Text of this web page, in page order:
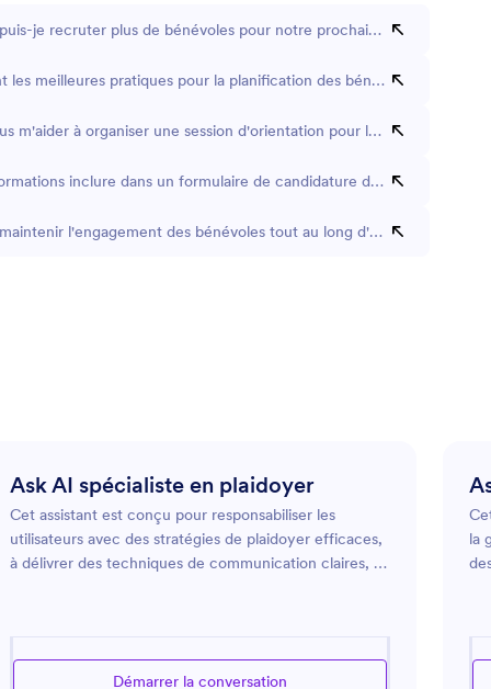
je recruter plus de bénévoles pour notre prochain événement ?
les meilleures pratiques pour la planification des bénévoles ?
m'aider à organiser une session d'orientation pour les volontaires ?
inclure dans un formulaire de candidature de bénévolat ?
l'engagement des bénévoles tout au long d'un projet à long
Ask AI spécialiste en plaidoyer
Cet assistant est conçu pour responsabiliser les
utilisateurs avec des stratégies de plaidoyer efficaces,
à délivrer des techniques de communication claires, et
de leurs plaidoyers, leur permettant d'influencer les
politiques, de partiviper au changement social
Démarrer la conversation
la
à